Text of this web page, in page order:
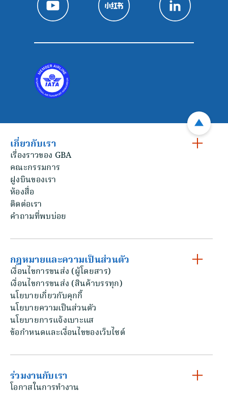
เกี่ยวกับเรา
เรื่องราวของ GBA
คณะกรรมการ
ฝูงบินของเรา
ห้องสื่อ
ติดต่อเรา
คําถามที่พบบ่อย
กฎหมายและความเป็นส่วนตัว
เงื่อนไขการขนส่ง (ผู้โดยสาร)
เงื่อนไขการขนส่ง (สินค้าบรรทุก)
นโยบายเกี่ยวกับคุกกี้
นโยบายความเป็นส่วนตัว
นโยบายการแจ้งเบาะแส
ข้อกําหนดและเงื่อนไขของเว็บไซต์
ร่วมงานกับเรา
โอกาสในการทํางาน